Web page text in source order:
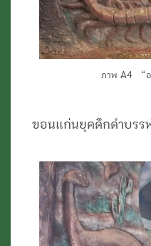
ภาพ A4 “อ
ขอนแก่นยุคดึกดำบรร